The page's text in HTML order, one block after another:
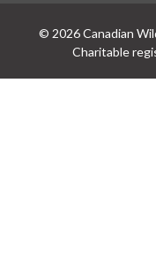
© 2026 Canadian
Charitable